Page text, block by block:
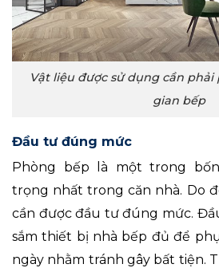
Vật liệu được sử dụng cần
gian bếp
Đầu tư đúng mức
Phòng bếp là một trong
trọng nhất trong căn nhà. Do
cần được đầu tư đúng mức.
sắm thiết bị nhà bếp đủ để
ngày nhằm tránh gây bất tiện.